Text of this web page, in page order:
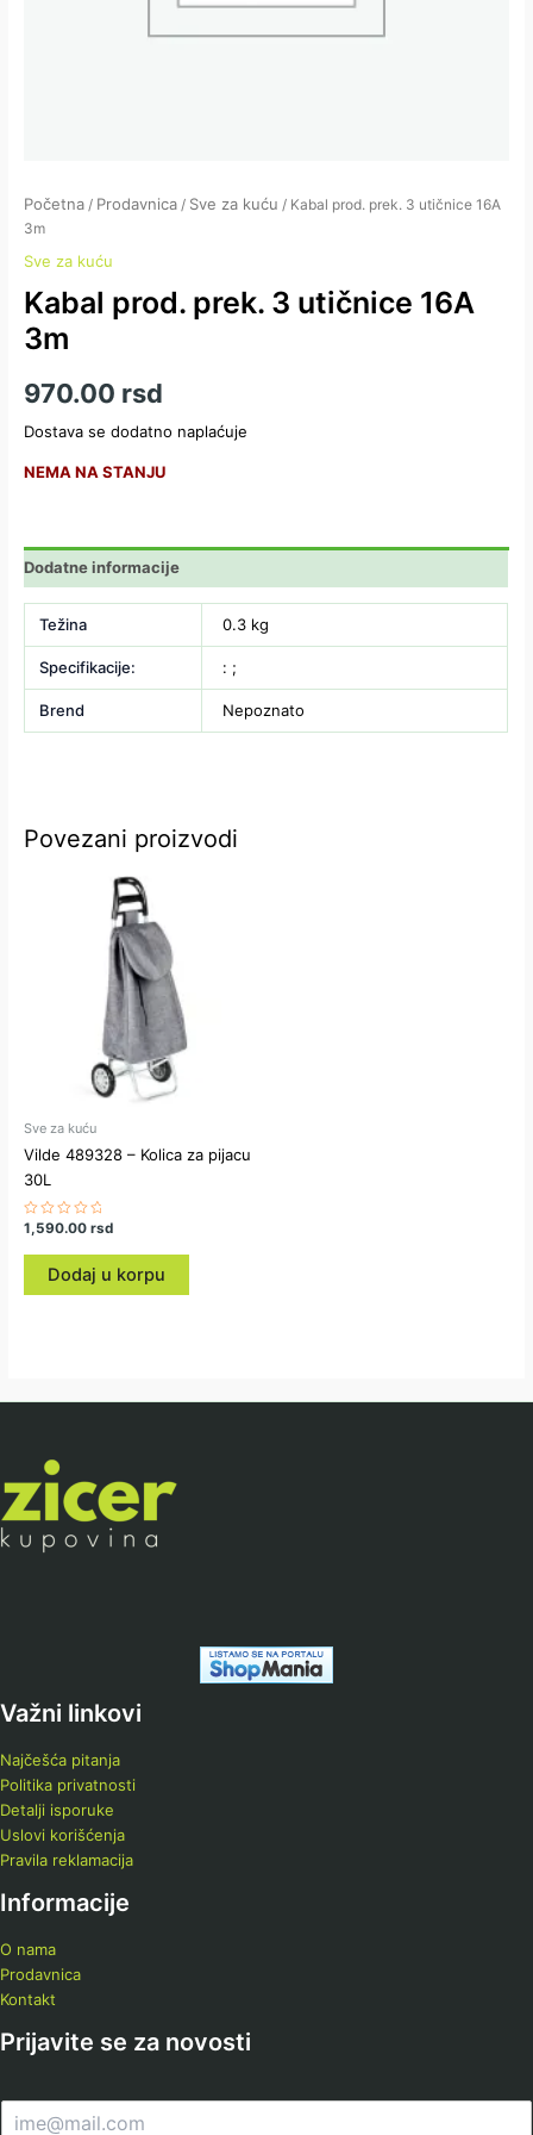
Početna / Prodavnica / Sve za kuću / Kabal prod. prek. 3 utičnice 16A
3m
Sve za kuću
Kabal prod. prek. 3 utičnice 16A
3m
970.00 rsd
Dostava se dodatno naplaćuje
NEMA NA STANJU
Dodatne informacije
Težina 0.3 kg
Specifikacije: : ;
Brend Nepoznato
Povezani proizvodi
Sve za kuću
Vilde 489328 – Kolica za pijacu
30L
Ocenjeno
0
1,590.00rsd
Dodaj u korpu
Važni linkovi
Najčešća pitanja
Politika privatnosti
Detalji isporuke
Uslovi korišćenja
Pravila reklamacija
Informacije
O nama
Prodavnica
Kontakt
Prijavite se za novosti